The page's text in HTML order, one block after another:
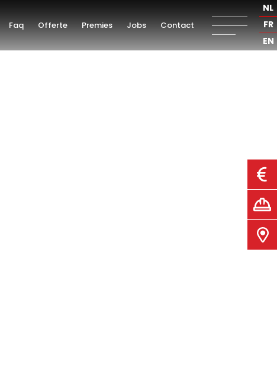
NL
FR
EN
Faq Offerte Premies Jobs Contact